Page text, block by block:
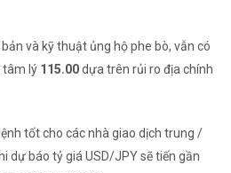
và kỹ thuật ủng hộ phe bò, vẫn có
tâm lý 115.00dựa trên rủi ro địa chính
tốt cho các nhà giao dịch trung /
dự báo tỷ giá USD/JPY sẽ tiến gần